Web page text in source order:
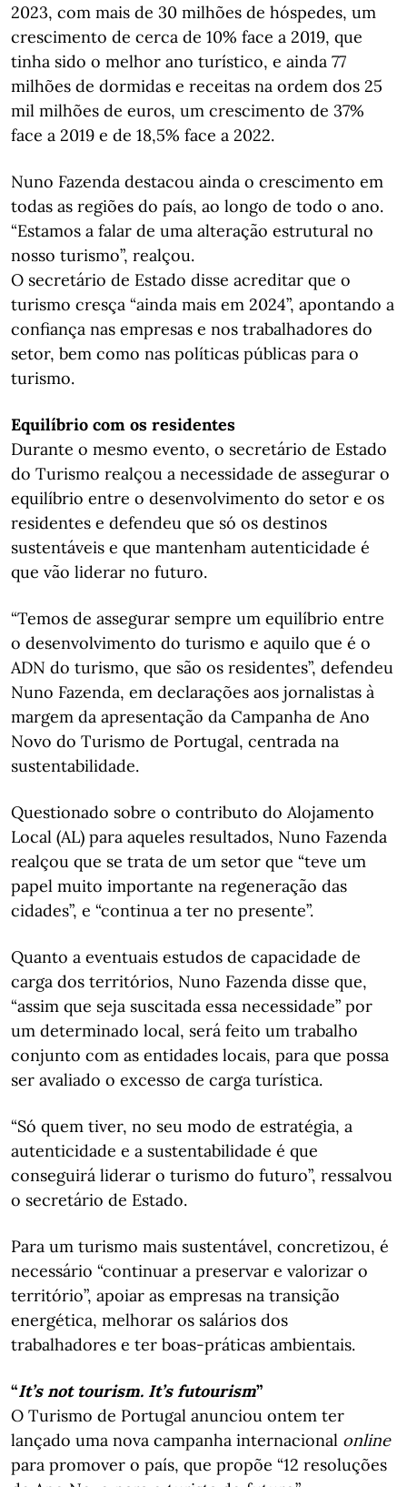
2023, com mais de 30 milhões de hóspedes, um
crescimento de cerca de 10% face a 2019, que
tinha sido o melhor ano turístico, e ainda 77
milhões de dormidas e receitas na ordem dos 25
mil milhões de euros, um crescimento de 37%
face a 2019 e de 18,5% face a 2022.
Nuno Fazenda destacou ainda o crescimento em
todas as regiões do país, ao longo de todo o ano.
“Estamos a falar de uma alteração estrutural no
nosso turismo”, realçou.
O secretário de Estado disse acreditar que o
turismo cresça “ainda mais em 2024”, apontando a
confiança nas empresas e nos trabalhadores do
setor, bem como nas políticas públicas para o
turismo.
Equilíbrio com os residentes
Durante o mesmo evento, o secretário de Estado
do Turismo realçou a necessidade de assegurar o
equilíbrio entre o desenvolvimento do setor e os
residentes e defendeu que só os destinos
sustentáveis e que mantenham autenticidade é
que vão liderar no futuro.
“Temos de assegurar sempre um equilíbrio entre
o desenvolvimento do turismo e aquilo que é o
ADN do turismo, que são os residentes”, defendeu
Nuno Fazenda, em declarações aos jornalistas à
margem da apresentação da Campanha de Ano
Novo do Turismo de Portugal, centrada na
sustentabilidade.
Questionado sobre o contributo do Alojamento
Local (AL) para aqueles resultados, Nuno Fazenda
realçou que se trata de um setor que “teve um
papel muito importante na regeneração das
cidades”, e “continua a ter no presente”.
Quanto a eventuais estudos de capacidade de
carga dos territórios, Nuno Fazenda disse que,
“assim que seja suscitada essa necessidade” por
um determinado local, será feito um trabalho
conjunto com as entidades locais, para que possa
ser avaliado o excesso de carga turística.
“Só quem tiver, no seu modo de estratégia, a
autenticidade e a sustentabilidade é que
conseguirá liderar o turismo do futuro”, ressalvou
o secretário de Estado.
Para um turismo mais sustentável, concretizou, é
necessário “continuar a preservar e valorizar o
território”, apoiar as empresas na transição
energética, melhorar os salários dos
trabalhadores e ter boas-práticas ambientais.
“It’s not tourism. It’s futourism”
O Turismo de Portugal anunciou ontem ter
lançado uma nova campanha internacional online
para promover o país, que propõe “12 resoluções